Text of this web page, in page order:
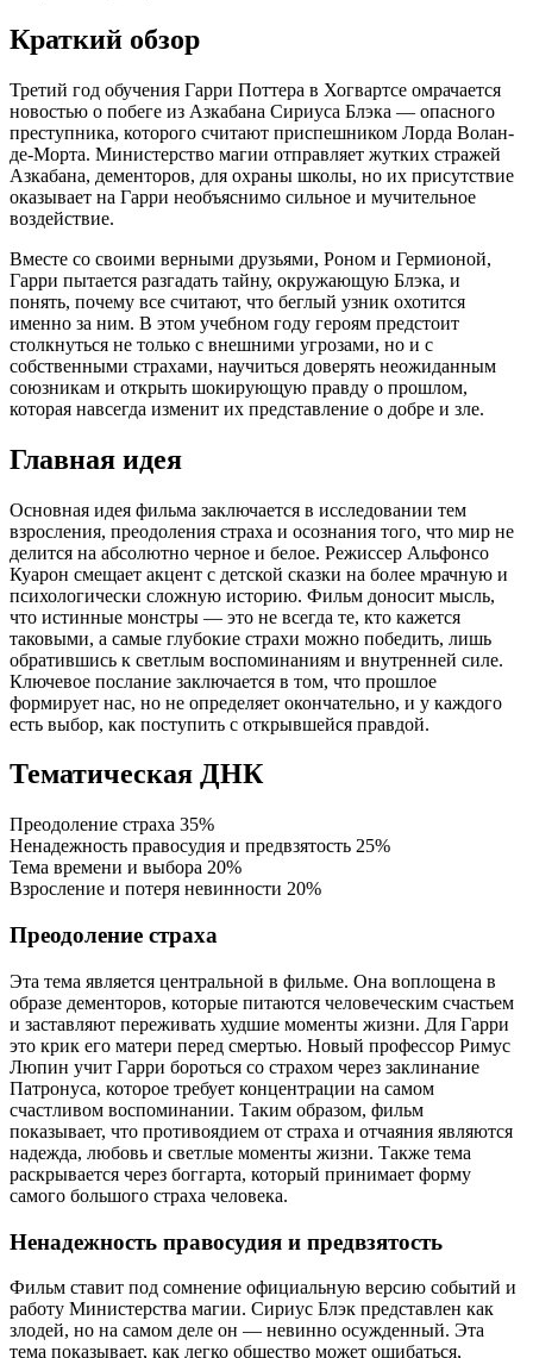
Краткий обзор
Третий год обучения Гарри Поттера в Хогвартсе омрачается
новостью о побеге из Азкабана Сириуса Блэка — опасного
преступника, которого считают приспешником Лорда Волан-
де-Морта. Министерство магии отправляет жутких стражей
Азкабана, дементоров, для охраны школы, но их присутствие
оказывает на Гарри необъяснимо сильное и мучительное
воздействие.
Вместе со своими верными друзьями, Роном и Гермионой,
Гарри пытается разгадать тайну, окружающую Блэка, и
понять, почему все считают, что беглый узник охотится
именно за ним. В этом учебном году героям предстоит
столкнуться не только с внешними угрозами, но и с
собственными страхами, научиться доверять неожиданным
союзникам и открыть шокирующую правду о прошлом,
которая навсегда изменит их представление о добре и зле.
Главная идея
Основная идея фильма заключается в исследовании тем
взросления, преодоления страха и осознания того, что мир не
делится на абсолютно черное и белое. Режиссер Альфонсо
Куарон смещает акцент с детской сказки на более мрачную и
психологически сложную историю. Фильм доносит мысль,
что истинные монстры — это не всегда те, кто кажется
таковыми, а самые глубокие страхи можно победить, лишь
обратившись к светлым воспоминаниям и внутренней силе.
Ключевое послание заключается в том, что прошлое
формирует нас, но не определяет окончательно, и у каждого
есть выбор, как поступить с открывшейся правдой.
Тематическая ДНК
Преодоление страха 35%
Ненадежность правосудия и предвзятость 25%
Тема времени и выбора 20%
Взросление и потеря невинности 20%
Преодоление страха
Эта тема является центральной в фильме. Она воплощена в
образе дементоров, которые питаются человеческим счастьем
и заставляют переживать худшие моменты жизни. Для Гарри
это крик его матери перед смертью. Новый профессор Римус
Люпин учит Гарри бороться со страхом через заклинание
Патронуса, которое требует концентрации на самом
счастливом воспоминании. Таким образом, фильм
показывает, что противоядием от страха и отчаяния являются
надежда, любовь и светлые моменты жизни. Также тема
раскрывается через боггарта, который принимает форму
самого большого страха человека.
Ненадежность правосудия и предвзятость
Фильм ставит под сомнение официальную версию событий и
работу Министерства магии. Сириус Блэк представлен как
злодей, но на самом деле он — невинно осужденный. Эта
тема показывает, как легко общество может ошибаться,